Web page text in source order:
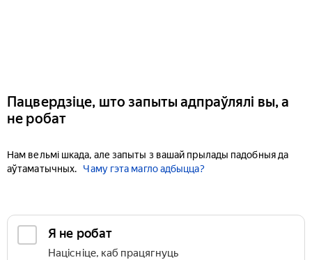
Пацвердзіце, што запыты адпраўлялі вы, а
не робат
Нам вельмі шкада, але запыты з вашай прылады падобныя да
аўтаматычных.
Чаму гэта магло адбыцца?
Я не робат
Націсніце, каб працягнуць